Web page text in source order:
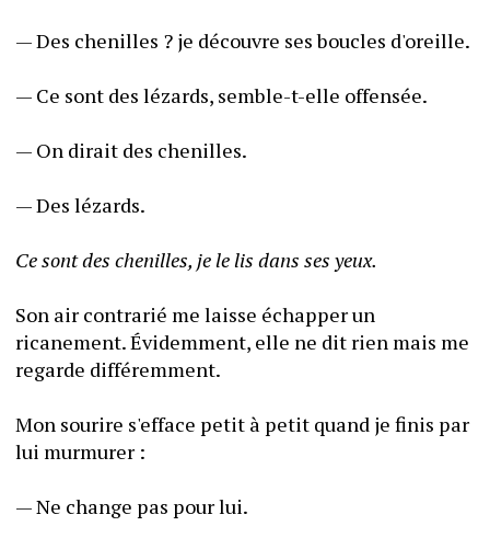
— Des chenilles ? je découvre ses boucles d'oreille.
— Ce sont des lézards, semble-t-elle offensée.
— On dirait des chenilles.
— Des lézards.
Ce sont des chenilles, je le lis dans ses yeux.
Son air contrarié me laisse échapper un
ricanement. Évidemment, elle ne dit rien mais me
regarde différemment.
Mon sourire s'efface petit à petit quand je finis par
lui murmurer :
— Ne change pas pour lui.